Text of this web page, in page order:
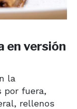
en versión
la
por fuera,
rellenos